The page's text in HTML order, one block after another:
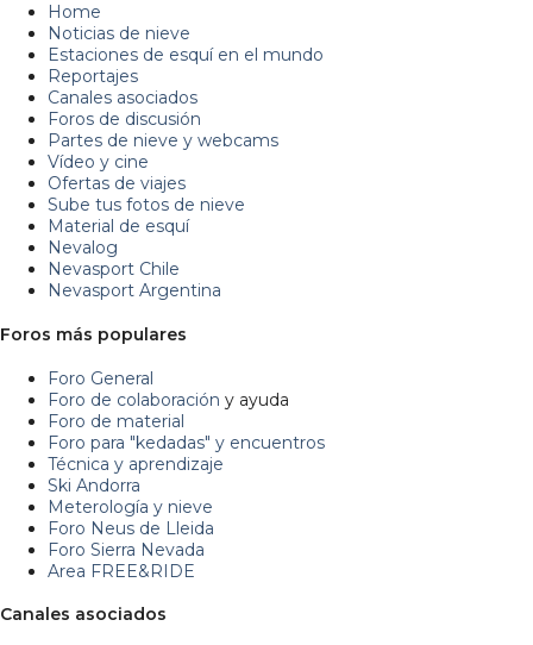
Home
Noticias de nieve
Estaciones de esquí en el mundo
Reportajes
Canales asociados
Foros de discusión
Partes de nieve y webcams
Vídeo y cine
Ofertas de viajes
Sube tus fotos de nieve
Material de esquí
Nevalog
Nevasport Chile
Nevasport Argentina
Foros más populares
Foro General
Foro de colaboración y ayuda
Foro de material
Foro para "kedadas" y encuentros
Técnica y aprendizaje
Ski Andorra
Meterología y nieve
Foro Neus de Lleida
Foro Sierra Nevada
Area FREE&RIDE
Canales asociados